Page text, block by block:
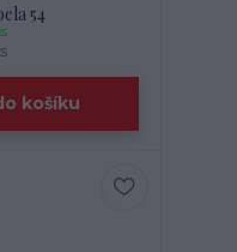
54
košíku